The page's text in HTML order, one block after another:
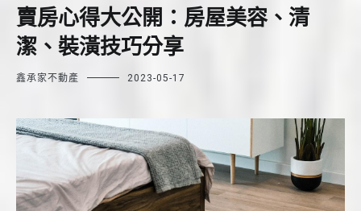
賣房心得大公開：房屋美容、清
潔、裝潢技巧分享
鑫承家不動產 2023-05-17